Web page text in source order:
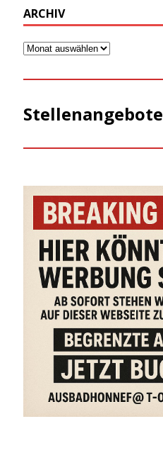
ARCHIV
Stellenangebote